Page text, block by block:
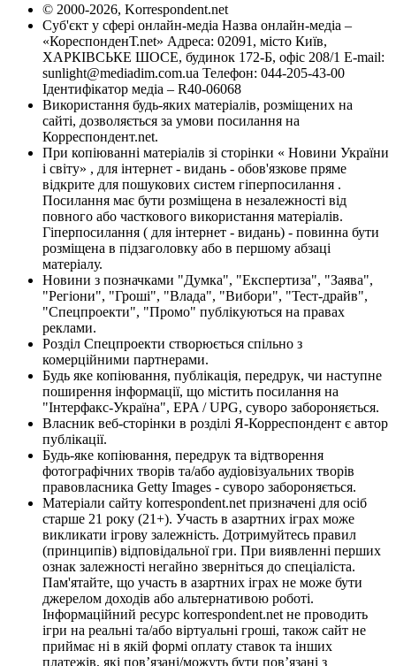
© 2000-2026, Korrespondent.net
Суб'єкт у сфері онлайн-медіа Назва онлайн-медіа –
«КореспонденТ.net» Адреса: 02091, місто Київ,
ХАРКІВСЬКЕ ШОСЕ, будинок 172-Б, офіс 208/1 E-mail:
sunlight@mediadim.com.ua Телефон: 044-205-43-00
Ідентифікатор медіа – R40-06068
Використання будь-яких матеріалів, розміщених на
сайті, дозволяється за умови посилання на
Корреспондент.net.
При копіюванні матеріалів зі сторінки « Новини України
і світу» , для інтернет - видань - обов'язкове пряме
відкрите для пошукових систем гіперпосилання .
Посилання має бути розміщена в незалежності від
повного або часткового використання матеріалів.
Гіперпосилання ( для інтернет - видань) - повинна бути
розміщена в підзаголовку або в першому абзаці
матеріалу.
Новини з позначками "Думка", "Експертиза", "Заява",
"Регіони", "Гроші", "Влада", "Вибори", "Тест-драйв",
"Спецпроекти", "Промо" публікуються на правах
реклами.
Розділ Спецпроекти створюється спільно з
комерційними партнерами.
Будь яке копіювання, публікація, передрук, чи наступне
поширення інформації, що містить посилання на
"Інтерфакс-Україна", EPA / UPG, суворо забороняється.
Власник веб-сторінки в розділі Я-Корреспондент є автор
публікації.
Будь-яке копіювання, передрук та відтворення
фотографічних творів та/або аудіовізуальних творів
правовласника Getty Images - суворо забороняється.
Матеріали сайту korrespondent.net призначені для осіб
старше 21 року (21+). Участь в азартних іграх може
викликати ігрову залежність. Дотримуйтесь правил
(принципів) відповідальної гри. При виявленні перших
ознак залежності негайно зверніться до спеціаліста.
Пам'ятайте, що участь в азартних іграх не може бути
джерелом доходів або альтернативою роботі.
Інформаційний ресурс korrespondent.net не проводить
ігри на реальні та/або віртуальні гроші, також сайт не
приймає ні в якій формі оплату ставок та інших
платежів, які пов’язані/можуть бути пов’язані з